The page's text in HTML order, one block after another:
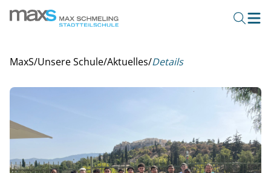
MaxS/Unsere Schule/Aktuelles/Details